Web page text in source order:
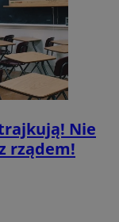
Nie
rządem!